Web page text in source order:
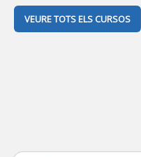
VEURE TOTS ELS CURSOS